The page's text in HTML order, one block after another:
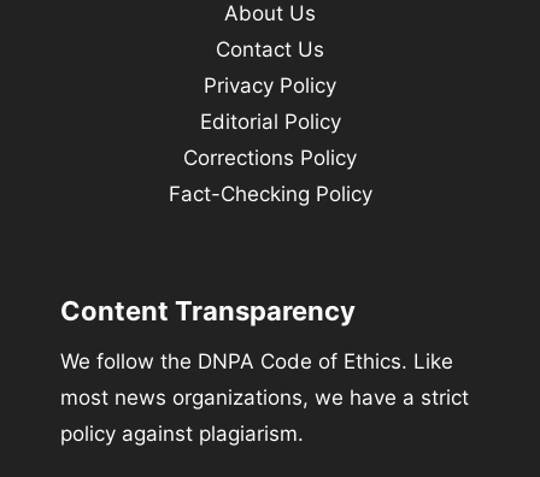
About Us
Contact Us
Privacy Policy
Editorial Policy
Corrections Policy
Fact-Checking Policy
Content Transparency
We follow the DNPA Code of Ethics. Like
most news organizations, we have a strict
policy against plagiarism.